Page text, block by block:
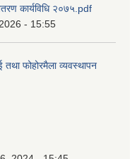
कार्यविधि २०७५.pdf
- 15:55
फोहोरमैला व्यवस्थापन